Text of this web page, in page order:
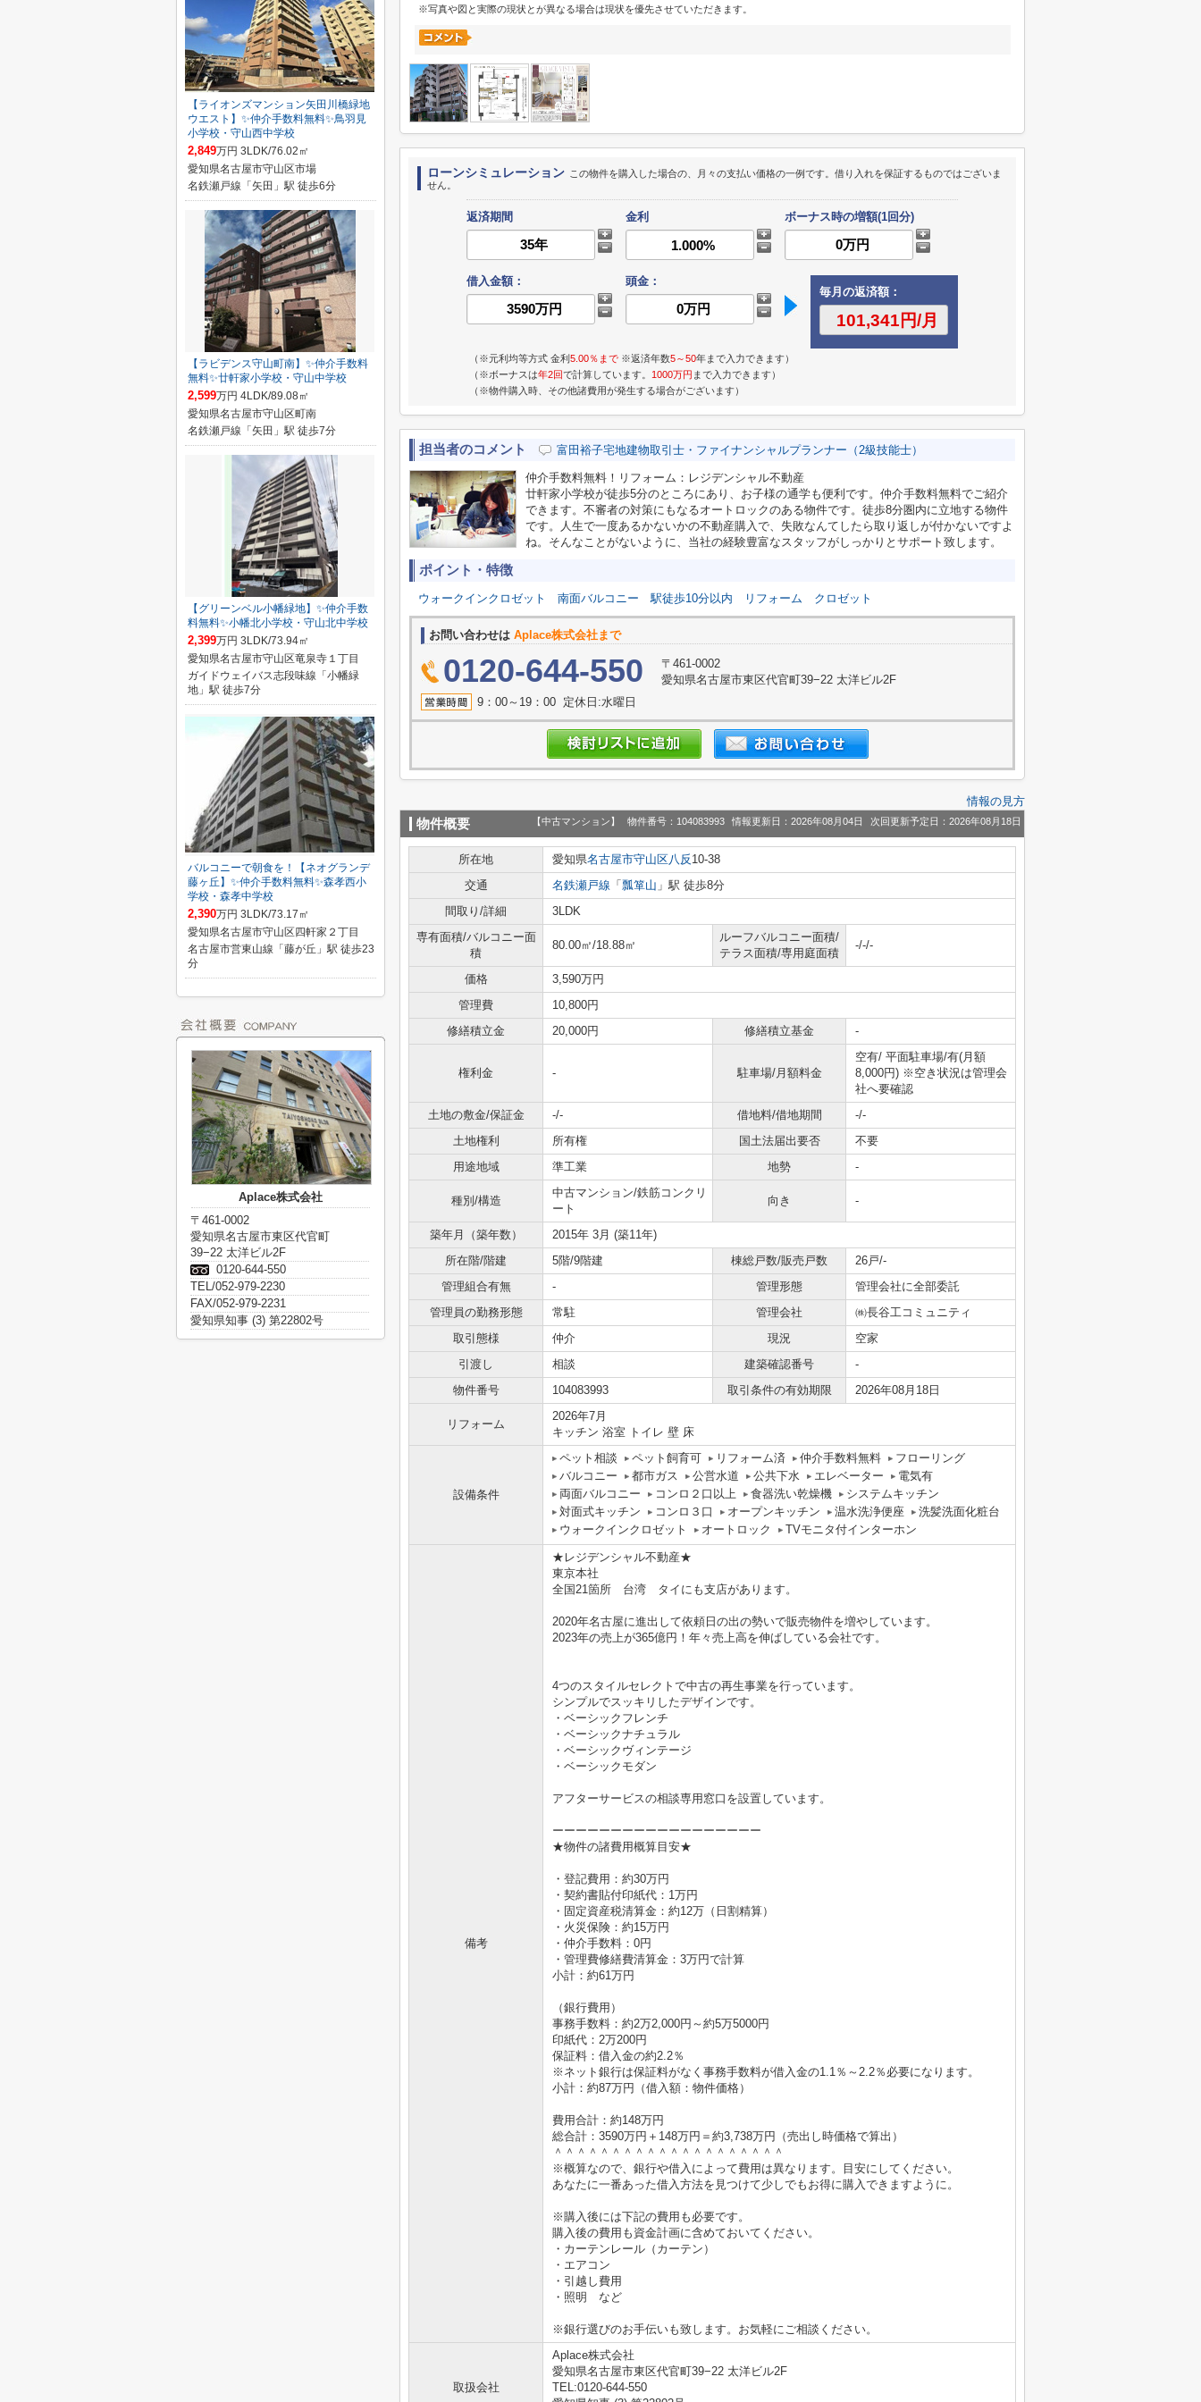
※写真や図と実際の現状とが異なる場合は現状を優先させていただきます。
ローンシミュレーション この物件を購入した場合の、月々の支払い価格の一例です。借り入れを保証するものではございま
せん。
返済期間 金利 ボーナス時の増額(1回分)
借入金額：
頭金：
毎月の返済額：
（※元利均等方式 金利5.00％まで ※返済年数5～50年まで入力できます）
（※ボーナスは年2回で計算しています。 1000万円 まで入力できます）
（※物件購入時、その他諸費用が発生する場合がございます）
担当者のコメント 富田裕子宅地建物取引士・ファイナンシャルプランナー（2級技能士）
仲介手数料無料！リフォーム：レジデンシャル不動産
廿軒家小学校が徒歩5分のところにあり、お子様の通学も便利です。仲介手数料無料でご紹介
できます。不審者の対策にもなるオートロックのある物件です。徒歩8分圏内に立地する物件
です。人生で一度あるかないかの不動産購入で、失敗なんてしたら取り返しが付かないですよ
ね。そんなことがないように、当社の経験豊富なスタッフがしっかりとサポート致します。
ポイント・特徴
ウォークインクロゼット 南面バルコニー 駅徒歩10分以内 リフォーム クロゼット
お問い合わせは Aplace株式会社まで
0120-644-550
〒461-0002
愛知県名古屋市東区代官町39−22 太洋ビル2F
9：00～19：00 定休日:水曜日
情報の見方
物件概要 【中古マンション】 物件番号：104083993 情報更新日：2026年08月04日 次回更新予定日：2026年08月18日
所在地 愛知県名古屋市守山区八反 10-38
交通
名鉄瀬戸線 「 瓢箪山 」駅 徒歩8分
間取り/詳細
3LDK
専有面積/バルコニー面
積
80.00㎡/18.88㎡
ルーフバルコニー面積/
テラス面積/専用庭面積
-/-/-
価格
3,590万円
管理費
10,800円
修繕積立金
20,000円 修繕積立基金 -
権利金 - 駐車場/月額料金
空有/ 平面駐車場/有(月額
8,000円) ※空き状況は管理会
社へ要確認
土地の敷金/保証金
-/- 借地料/借地期間
-/-
土地権利
所有権 国土法届出要否
不要
用途地域
準工業 地勢 -
種別/構造
中古マンション/鉄筋コンクリ
ート
向き -
築年月（築年数）
2015年 3月 (築11年)
所在階/階建
5階/9階建 棟総戸数/販売戸数
26戸/-
管理組合有無
- 管理形態
管理会社に全部委託
管理員の勤務形態
常駐 管理会社
㈱長谷工コミュニティ
取引態様
仲介 現況
空家
引渡し
相談 建築確認番号
-
物件番号
104083993 取引条件の有効期限 2026年08月18日
リフォーム
2026年7月
キッチン 浴室 トイレ 壁 床
設備条件
ペット相談 ペット飼育可 リフォーム済 仲介手数料無料
フローリング
バルコニー
都市ガス 公営水道 公共下水 エレベーター
電気有
両面バルコニー
コンロ２口以上 食器洗い乾燥機
システムキッチン
対面式キッチン
コンロ３口 オープンキッチン 温水洗浄便座
洗髪洗面化粧台
ウォークインクロゼット
オートロック TVモニタ付インターホン
備考
★レジデンシャル不動産★
東京本社
全国21箇所 台湾 タイにも支店があります。
2020年名古屋に進出して依頼日の出の勢いで販売物件を増やしています。
2023年の売上が365億円！年々売上高を伸ばしている会社です。
4つのスタイルセレクトで中古の再生事業を行っています。
シンプルでスッキリしたデザインです。
・ベーシックフレンチ
・ベーシックナチュラル
・ベーシックヴィンテージ
・ベーシックモダン
アフターサービスの相談専用窓口を設置しています。
ーーーーーーーーーーーーーーーーーー
★物件の諸費用概算目安★
・登記費用：約30万円
・契約書貼付印紙代：1万円
・固定資産税清算金：約12万（日割精算）
・火災保険：約15万円
・仲介手数料：0円
・管理費修繕費清算金：3万円で計算
小計：約61万円
（銀行費用）
事務手数料：約2万2,000円～約5万5000円
印紙代：2万200円
保証料：借入金の約2.2％
※ネット銀行は保証料がなく事務手数料が借入金の1.1％～2.2％必要になります。
小計：約87万円（借入額：物件価格）
費用合計：約148万円
総合計：3590万円＋148万円＝約3,738万円（売出し時価格で算出）
＾＾＾＾＾＾＾＾＾＾＾＾＾＾＾＾＾＾＾＾
※概算なので、銀行や借入によって費用は異なります。目安にしてください。
あなたに一番あった借入方法を見つけて少しでもお得に購入できますように。
※購入後には下記の費用も必要です。
購入後の費用も資金計画に含めておいてください。
・カーテンレール（カーテン）
・エアコン
・引越し費用
・照明 など
※銀行選びのお手伝いも致します。お気軽にご相談ください。
取扱会社
Aplace株式会社
愛知県名古屋市東区代官町39−22 太洋ビル2F
TEL:0120-644-550
【ライオンズマンション矢田川橋緑地
ウエスト】✨️仲介手数料無料✨️鳥羽見
小学校・守山西中学校
2,849万円 3LDK/76.02㎡
愛知県名古屋市守山区市場
名鉄瀬戸線「矢田」駅 徒歩6分
【ラビデンス守山町南】✨️仲介手数料
無料✨️廿軒家小学校・守山中学校
2,599万円 4LDK/89.08㎡
愛知県名古屋市守山区町南
名鉄瀬戸線「矢田」駅 徒歩7分
【グリーンベル小幡緑地】✨️仲介手数
料無料✨️小幡北小学校・守山北中学校
2,399万円 3LDK/73.94㎡
愛知県名古屋市守山区竜泉寺１丁目
ガイドウェイバス志段味線「小幡緑
地」駅 徒歩7分
バルコニーで朝食を！【ネオグランデ
藤ヶ丘】✨️仲介手数料無料✨️森孝西小
学校・森孝中学校
2,390万円 3LDK/73.17㎡
愛知県名古屋市守山区四軒家２丁目
名古屋市営東山線「藤が丘」駅 徒歩23
分
Aplace株式会社
〒461-0002
愛知県名古屋市東区代官町
39−22 太洋ビル2F
0120-644-550
TEL/052-979-2230
FAX/052-979-2231
愛知県知事 (3) 第22802号